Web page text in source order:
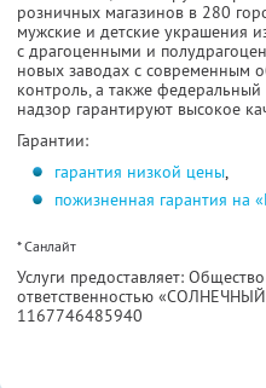
розничных магазинов в 280
мужские и детские украшения
с драгоценными и
новых заводах с современным
контроль, а также
надзор гарантируют высокое
Гарантии:
гарантия низкой цены,
пожизненная гарантия на
* Санлайт
Услуги предоставляет:
ответственностью
1167746485940